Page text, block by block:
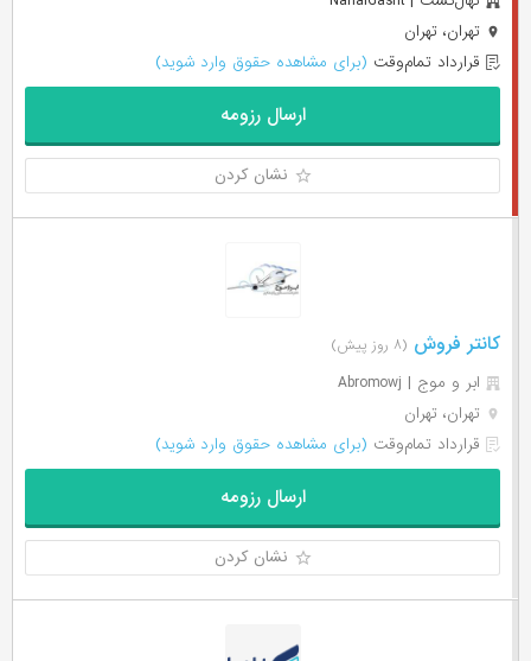
تهران، تهران
قرارداد تمام‌وقت (برای مشاهده حقوق وارد شوید)
ارسال رزومه
نشان کردن
کانتر فروش (۸ روز پیش)
ابر و موج | Abromowj
تهران، تهران
قرارداد تمام‌وقت (برای مشاهده حقوق وارد شوید)
ارسال رزومه
نشان کردن